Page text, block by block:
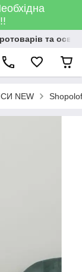
та
NEW